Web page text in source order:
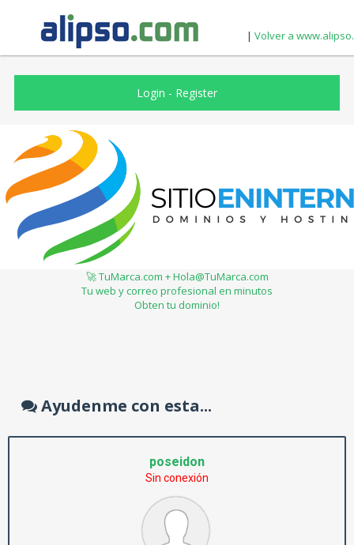
| Volver a
Login - Register
🚀 TuMarca.com + Hola@TuMarca.com
Tu web y correo profesional en minutos
Obten tu dominio!
Ayudenme con esta...
poseidon
Sin conexión